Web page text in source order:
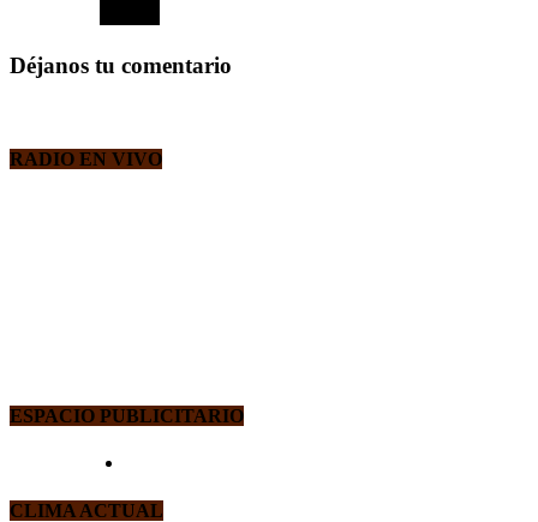
Déjanos tu comentario
RADIO EN VIVO
ESPACIO PUBLICITARIO
CLIMA ACTUAL